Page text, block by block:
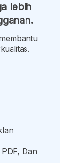
lebih
Dan